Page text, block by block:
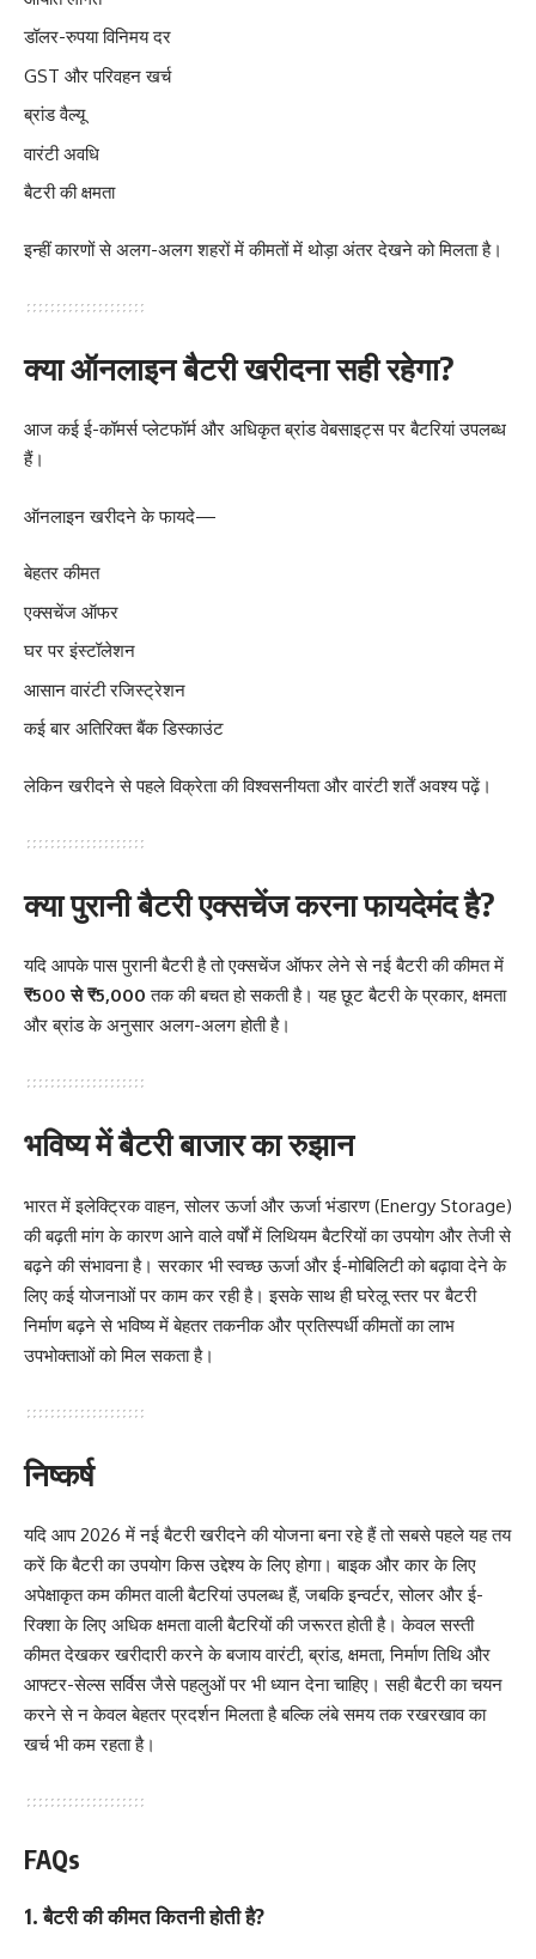
डॉलर-रुपया विनिमय दर
GST और परिवहन खर्च
ब्रांड वैल्यू
वारंटी अवधि
बैटरी की क्षमता
इन्हीं कारणों से अलग-अलग शहरों में कीमतों में थोड़ा अंतर देखने को मिलता है।
क्या ऑनलाइन बैटरी खरीदना सही रहेगा?
आज कई ई-कॉमर्स प्लेटफॉर्म और अधिकृत ब्रांड वेबसाइट्स पर बैटरियां उपलब्ध
हैं।
ऑनलाइन खरीदने के फायदे—
बेहतर कीमत
एक्सचेंज ऑफर
घर पर इंस्टॉलेशन
आसान वारंटी रजिस्ट्रेशन
कई बार अतिरिक्त बैंक डिस्काउंट
लेकिन खरीदने से पहले विक्रेता की विश्वसनीयता और वारंटी शर्तें अवश्य पढ़ें।
क्या पुरानी बैटरी एक्सचेंज करना फायदेमंद है?
यदि आपके पास पुरानी बैटरी है तो एक्सचेंज ऑफर लेने से नई बैटरी की कीमत में
₹500 से ₹5,000 तक की बचत हो सकती है। यह छूट बैटरी के प्रकार, क्षमता
और ब्रांड के अनुसार अलग-अलग होती है।
भविष्य में बैटरी बाजार का रुझान
भारत में इलेक्ट्रिक वाहन, सोलर ऊर्जा और ऊर्जा भंडारण (Energy Storage)
की बढ़ती मांग के कारण आने वाले वर्षों में लिथियम बैटरियों का उपयोग और तेजी से
बढ़ने की संभावना है। सरकार भी स्वच्छ ऊर्जा और ई-मोबिलिटी को बढ़ावा देने के
लिए कई योजनाओं पर काम कर रही है। इसके साथ ही घरेलू स्तर पर बैटरी
निर्माण बढ़ने से भविष्य में बेहतर तकनीक और प्रतिस्पर्धी कीमतों का लाभ
उपभोक्ताओं को मिल सकता है।
निष्कर्ष
यदि आप 2026 में नई बैटरी खरीदने की योजना बना रहे हैं तो सबसे पहले यह तय
करें कि बैटरी का उपयोग किस उद्देश्य के लिए होगा। बाइक और कार के लिए
अपेक्षाकृत कम कीमत वाली बैटरियां उपलब्ध हैं, जबकि इन्वर्टर, सोलर और ई-
रिक्शा के लिए अधिक क्षमता वाली बैटरियों की जरूरत होती है। केवल सस्ती
कीमत देखकर खरीदारी करने के बजाय वारंटी, ब्रांड, क्षमता, निर्माण तिथि और
आफ्टर-सेल्स सर्विस जैसे पहलुओं पर भी ध्यान देना चाहिए। सही बैटरी का चयन
करने से न केवल बेहतर प्रदर्शन मिलता है बल्कि लंबे समय तक रखरखाव का
खर्च भी कम रहता है।
FAQs
1. बैटरी की कीमत कितनी होती है?